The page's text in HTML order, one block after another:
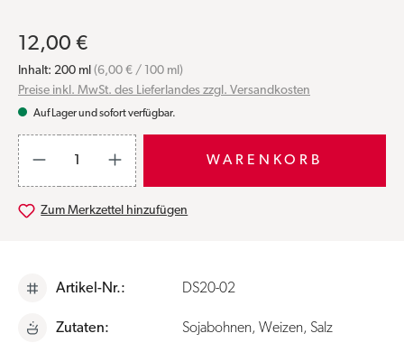
12,00 €
Inhalt: 200 ml (6,00 € / 100 ml)
Preise inkl. MwSt. des Lieferlandes zzgl. Versandkosten
Auf Lager und sofort verfügbar.
Produkt Anzahl: Gib den gewünschten Wert ein oder benutze die
WARENKORB
Zum Merkzettel hinzufügen
Artikel-Nr.: DS20-02
Zutaten: Sojabohnen, Weizen, Salz